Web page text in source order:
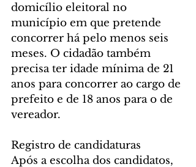
domicílio eleitoral no
município em que pretende
concorrer há pelo menos seis
meses. O cidadão também
precisa ter idade mínima de 21
anos para concorrer ao cargo de
prefeito e de 18 anos para o de
vereador.
Registro de candidaturas
Após a escolha dos candidatos,